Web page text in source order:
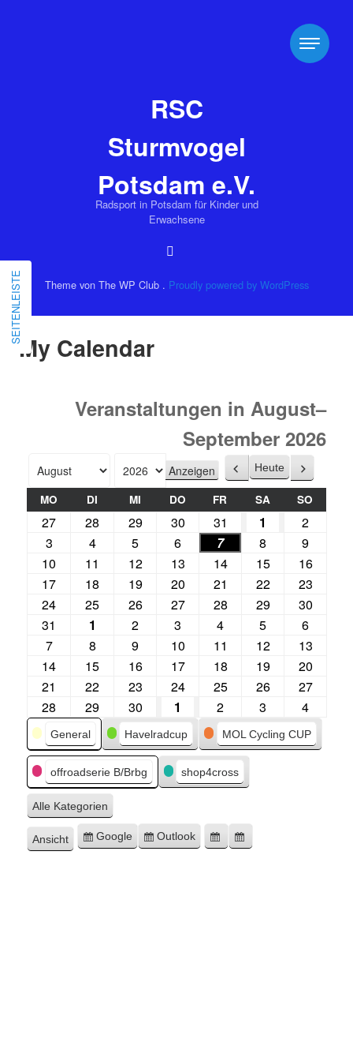
My Calendar
Veranstaltungen in August–
September 2026
Monat
Jahr Zurück
Heute Weiter
MO DI MI DO FR SA SO
27 28 29 30 31 1
2
3
4 5 6 7 8
9
10
11 12 13 14 15
16
17
18 19 20 21 22
23
24
25 26 27 28 29
30
31
1 2 3 4 5
6
7
8 9 10 11 12
13
14
15 16 17 18 19
20
21
22 23 24 25 26
27
28
29 30 1 2 3 4
Kategorien
General Havelradcup MOL Cycling CUP
offroadserie B/Brbg shop4cross
Alle Kategorien
Ansicht ausdrucken
Eintragen
Google
Eintragen
Outlook
Google-
SEITENLEISTE
RSC
Sturmvogel
Potsdam e.V.
Radsport in Potsdam für Kinder und
Erwachsene
Theme von The WP Club . Proudly powered by WordPress